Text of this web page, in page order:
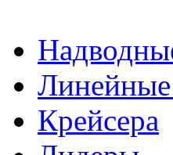
Линейные
Крейсера